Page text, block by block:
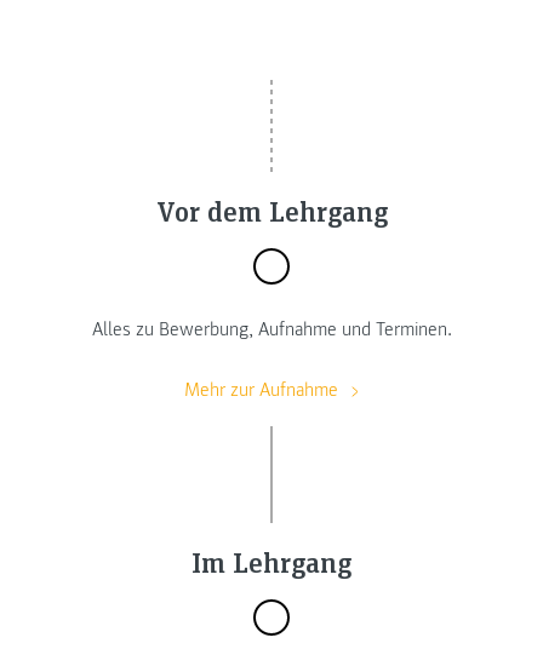
Vor dem Lehrgang
Alles zu Bewerbung, Aufnahme und Terminen.
Mehr zur Aufnahme
Im Lehrgang